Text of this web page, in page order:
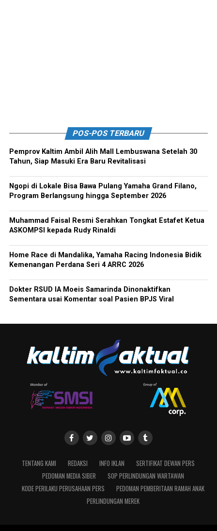
POS-POS TERBARU
Pemprov Kaltim Ambil Alih Mall Lembuswana Setelah 30
Tahun, Siap Masuki Era Baru Revitalisasi
Ngopi di Lokale Bisa Bawa Pulang Yamaha Grand Filano,
Program Berlangsung hingga September 2026
Muhammad Faisal Resmi Serahkan Tongkat Estafet Ketua
ASKOMPSI kepada Rudy Rinaldi
Home Race di Mandalika, Yamaha Racing Indonesia Bidik
Kemenangan Perdana Seri 4 ARRC 2026
Dokter RSUD IA Moeis Samarinda Dinonaktifkan
Sementara usai Komentar soal Pasien BPJS Viral
TENTANG KAMI REDAKSI INFO IKLAN
SERTIFIKAT DEWAN PERS
PEDOMAN MEDIA SIBER
SOP PERLINDUNGAN WARTAWAN
KODE PERILAKU PERUSAHAAN PERS
PEDOMAN PEMBERITAAN RAMAH ANAK
PERLINDUNGAN MEREK